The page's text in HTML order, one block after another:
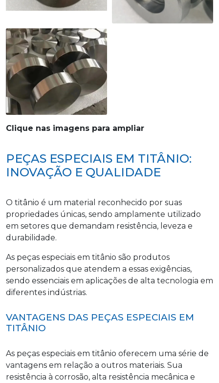
Clique nas imagens para ampliar
PEÇAS ESPECIAIS EM TITÂNIO:
INOVAÇÃO E QUALIDADE
O titânio é um material reconhecido por suas
propriedades únicas, sendo amplamente utilizado
em setores que demandam resistência, leveza e
durabilidade.
As peças especiais em titânio são produtos
personalizados que atendem a essas exigências,
sendo essenciais em aplicações de alta tecnologia em
diferentes indústrias.
VANTAGENS DAS PEÇAS ESPECIAIS EM
TITÂNIO
As peças especiais em titânio oferecem uma série de
vantagens em relação a outros materiais. Sua
resistência à corrosão, alta resistência mecânica e